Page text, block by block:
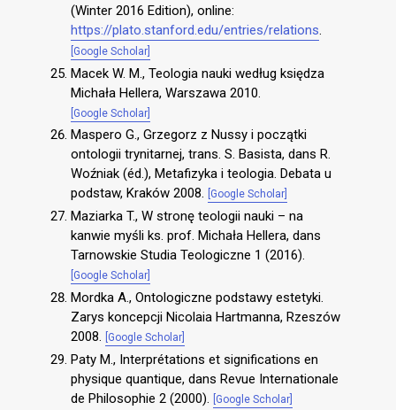
(Winter 2016 Edition), online:
https://plato.stanford.edu/entries/relations.
[Google Scholar]
Macek W. M., Teologia nauki według księdza
Michała Hellera, Warszawa 2010.
[Google Scholar]
Maspero G., Grzegorz z Nussy i początki
ontologii trynitarnej, trans. S. Basista, dans R.
Woźniak (éd.), Metafizyka i teologia. Debata u
podstaw, Kraków 2008.
[Google Scholar]
Maziarka T., W stronę teologii nauki – na
kanwie myśli ks. prof. Michała Hellera, dans
Tarnowskie Studia Teologiczne 1 (2016).
[Google Scholar]
Mordka A., Ontologiczne podstawy estetyki.
Zarys koncepcji Nicolaia Hartmanna, Rzeszów
2008.
[Google Scholar]
Paty M., Interprétations et significations en
physique quantique, dans Revue Internationale
de Philosophie 2 (2000).
[Google Scholar]